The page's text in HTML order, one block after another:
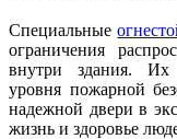
Специальные
ограничения
внутри здания. Их
уровня пожарной
надежной двери в
жизнь и здоровье